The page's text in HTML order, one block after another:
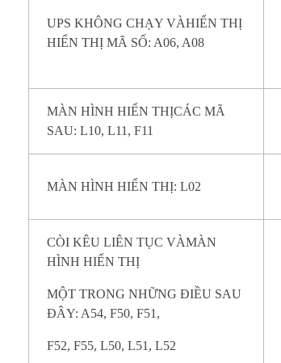
UPS KHÔNG CHẠY VÀHIỂN THỊ
HIỂN THỊ MÃ SỐ: A06, A08
MÀN HÌNH HIỂN THỊCÁC MÃ
SAU: L10, L11, F11
MÀN HÌNH HIỂN THỊ: L02
CÒI KÊU LIÊN TỤC VÀMÀN
HÌNH HIỂN THỊ
MỘT TRONG NHỮNG ĐIỀU SAU
ĐÂY: A54, F50, F51,
F52, F55, L50, L51, L52